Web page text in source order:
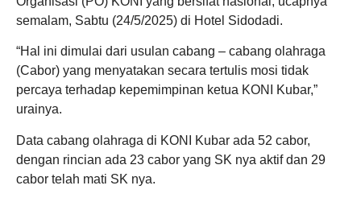
semalam, Sabtu (24/5/2025) di Hotel Sidodadi.
“Hal ini dimulai dari usulan cabang – cabang olahraga
(Cabor) yang menyatakan secara tertulis mosi tidak
percaya terhadap kepemimpinan ketua KONI Kubar,”
urainya.
Data cabang olahraga di KONI Kubar ada 52 cabor,
dengan rincian ada 23 cabor yang SK nya aktif dan 29
cabor telah mati SK nya.